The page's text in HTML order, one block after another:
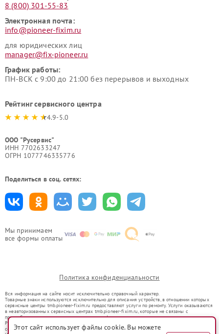
Мы принимаем
все формы оплаты
8 (800) 301-55-83
Электронная почта:
info@pioneer-fixim.ru
для юридических лиц
manager@fix-pioneer.ru
График работы:
ПН-ВСК с 9:00 до 21:00 без перерывов и выходных
Рейтинг сервисного центра
4.9-5.0
ООО "Русервис"
ИНН 7702633247
ОГРН 1077746335776
Поделиться в соц. сетях:
Политика конфиденциальности
Вся информация на сайте носит исключительно справочный характер.
Товарные знаки используются исключительно для описания устройств, в отношении которых
сервисные центры tmb.pioneer-fixim.ru предоставляют услуги по ремонту. Услуги оказываются
в неавторизованных сервисных центрах tmb.pioneer-fixim.ru, которые не связаны с
правообладателями товарных знаков или их официальными представителями.
Ремонт осуществляется для устройств, уже введенных в гражданский оборот в соответствии
со статьей 1487 ГК РФ.
Этот сайт использует файлы cookie. Вы можете